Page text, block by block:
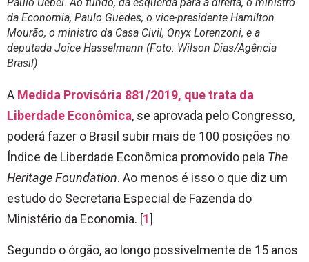
da Economia, Paulo Guedes, o vice-presidente Hamilton
Mourão, o ministro da Casa Civil, Onyx Lorenzoni, e a
deputada Joice Hasselmann (Foto: Wilson Dias/Agência
Brasil)
A Medida Provisória 881/2019, que trata da
Liberdade Econômica, se aprovada pelo Congresso,
poderá fazer o Brasil subir mais de 100 posições no
Índice de Liberdade Econômica promovido pela The
Heritage Foundation. Ao menos é isso o que diz um
estudo do Secretaria Especial de Fazenda do
Ministério da Economia. [1]
Segundo o órgão, ao longo possivelmente de 15 anos